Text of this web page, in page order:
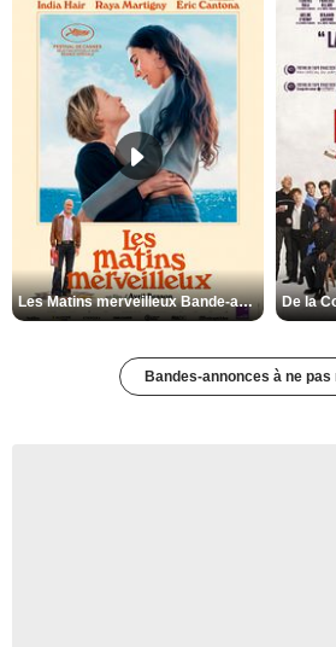
Les Matins merveilleux Bande-annonce VF
Bandes-annonces à ne pas